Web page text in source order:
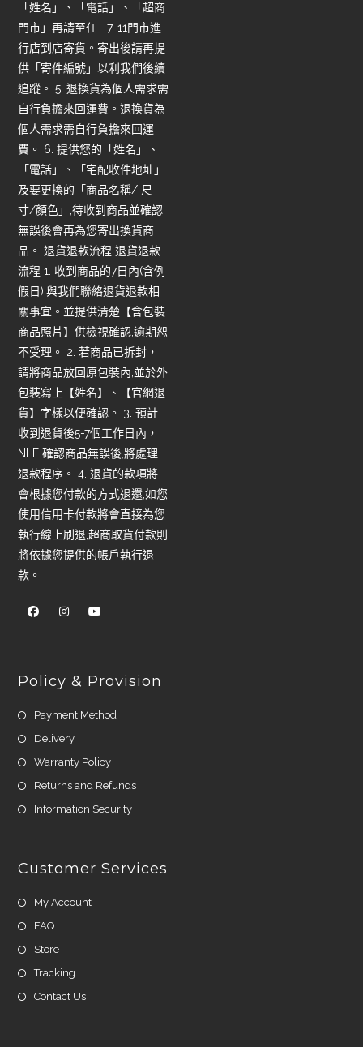
「姓名」、「電話」、「超商
門市」再請至任—7-11門市進
行店到店寄貨。寄出後請再提
供「寄件編號」以利我們後續
追蹤。 5. 退換貨為個人需求需
自行負擔來回運費。退換貨為
個人需求需自行負擔來回運
費。 6. 提供您的「姓名」、
「電話」、「宅配收件地址」
及要更換的「商品名稱/ 尺
寸/顏色」,待收到商品並確認
無誤後會再為您寄出換貨商
品。 退貨退款流程 退貨退款
流程 1. 收到商品的7日內(含例
假日),與我們聯絡退貨退款相
關事宜。並提供清楚【含包裝
商品照片】供檢視確認,逾期恕
不受理。 2. 若商品已拆封，
請將商品放回原包裝內,並於外
包裝寫上【姓名】、【官網退
貨】字樣以便確認。 3. 預計
收到退貨後5-7個工作日內，
NLF 確認商品無誤後,將處理
退款程序。 4. 退貨的款項將
會根據您付款的方式退還,如您
使用信用卡付款將會直接為您
執行線上刷退,超商取貨付款則
將依據您提供的帳戶執行退
款。
Policy & Provision
Payment Method
Delivery
Warranty Policy
Returns and Refunds
Information Security
Customer Services
My Account
FAQ
Store
Tracking
Contact Us